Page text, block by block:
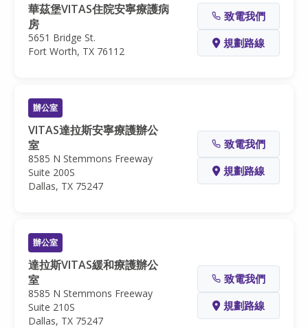
華茲堡VITAS住院安寧療護病
房
5651 Bridge St.
Fort Worth, TX 76112
致電我們
規劃路線
辦公室
VITAS達拉斯安寧療護辦公
室
8585 N Stemmons Freeway
Suite 200S
Dallas, TX 75247
致電我們
規劃路線
辦公室
達拉斯VITAS緩和療護辦公
室
8585 N Stemmons Freeway
Suite 210S
Dallas, TX 75247
致電我們
規劃路線